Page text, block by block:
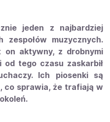
jeden z najbardziej
zespołów muzycznych.
on aktywny, z drobnymi
od tego czasu zaskarbił
Ich piosenki są
co sprawia, że trafiają w